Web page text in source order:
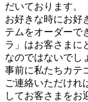
だいております。
お好きな時にお好
テムをオーダーで
ラ」はお客さまに
なのではないでし
事前に私たちカテ
ご連絡いただけれ
してお客さまをお